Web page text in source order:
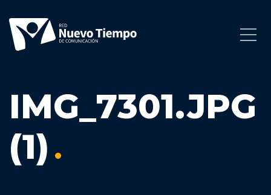
IMG_7301.JPG
(1)